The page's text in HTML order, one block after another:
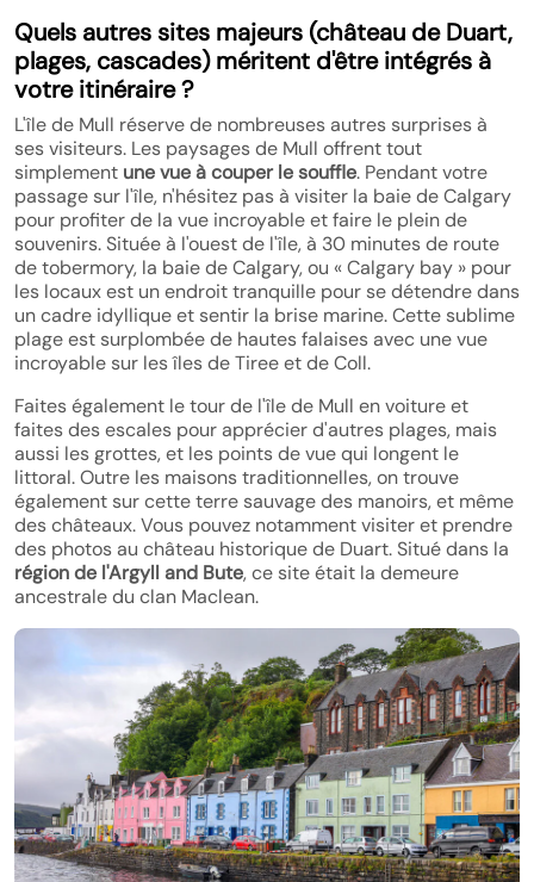
Quels autres sites majeurs (château de Duart,
plages, cascades) méritent d'être intégrés à
votre itinéraire ?
L'île de Mull réserve de nombreuses autres surprises à
ses visiteurs. Les paysages de Mull offrent tout
simplement une vue à couper le souffle. Pendant votre
passage sur l'île, n'hésitez pas à visiter la baie de Calgary
pour profiter de la vue incroyable et faire le plein de
souvenirs. Située à l'ouest de l'île, à 30 minutes de route
de tobermory, la baie de Calgary, ou « Calgary bay » pour
les locaux est un endroit tranquille pour se détendre dans
un cadre idyllique et sentir la brise marine. Cette sublime
plage est surplombée de hautes falaises avec une vue
incroyable sur les îles de Tiree et de Coll.
Faites également le tour de l'île de Mull en voiture et
faites des escales pour apprécier d'autres plages, mais
aussi les grottes, et les points de vue qui longent le
littoral. Outre les maisons traditionnelles, on trouve
également sur cette terre sauvage des manoirs, et même
des châteaux. Vous pouvez notamment visiter et prendre
des photos au château historique de Duart. Situé dans la
région de l'Argyll and Bute, ce site était la demeure
ancestrale du clan Maclean.